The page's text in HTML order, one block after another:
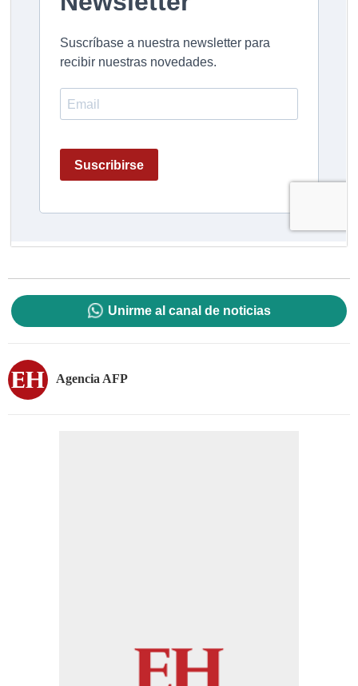
Unirme al canal de noticias
Agencia AFP